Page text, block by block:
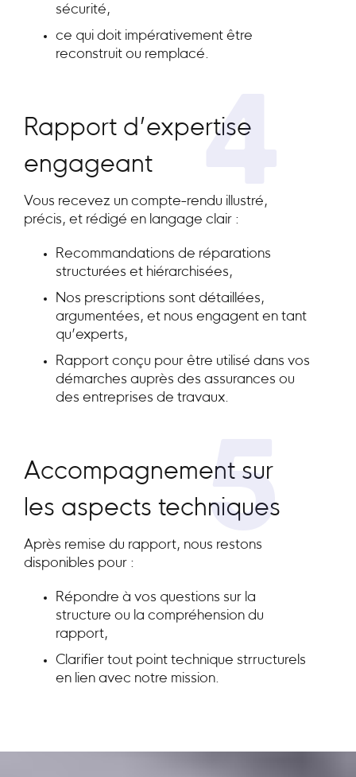
sécurité,
ce qui doit impérativement être
reconstruit ou remplacé.
4
Rapport d’expertise
engageant
Vous recevez un compte-rendu illustré,
précis, et rédigé en langage clair :
Recommandations de réparations
structurées et hiérarchisées,
Nos prescriptions sont détaillées,
argumentées, et nous engagent en tant
qu’experts,
Rapport conçu pour être utilisé dans vos
démarches auprès des assurances ou
des entreprises de travaux.
5
Accompagnement sur
les aspects techniques
Après remise du rapport, nous restons
disponibles pour :
Répondre à vos questions sur la
structure ou la compréhension du
rapport,
Clarifier tout point technique strructurels
en lien avec notre mission.